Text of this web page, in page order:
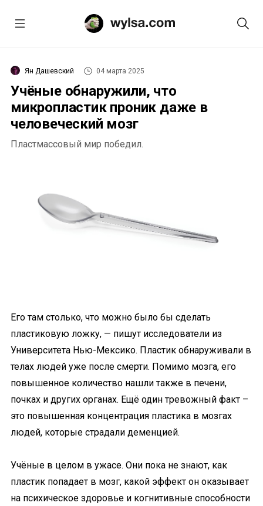
Ян Дашевский 04 марта 2025
Учёные обнаружили, что
микропластик проник даже в
человеческий мозг
Пластмассовый мир победил.
Его там столько, что можно было бы сделать
пластиковую ложку, — пишут исследователи из
Университета Нью-Мексико. Пластик обнаруживали в
телах людей уже после смерти. Помимо мозга, его
повышенное количество нашли также в печени,
почках и других органах. Ещё один тревожный факт –
это повышенная концентрация пластика в мозгах
людей, которые страдали деменцией.
Учёные в целом в ужасе. Они пока не знают, как
пластик попадает в мозг, какой эффект он оказывает
на психическое здоровье и когнитивные способности